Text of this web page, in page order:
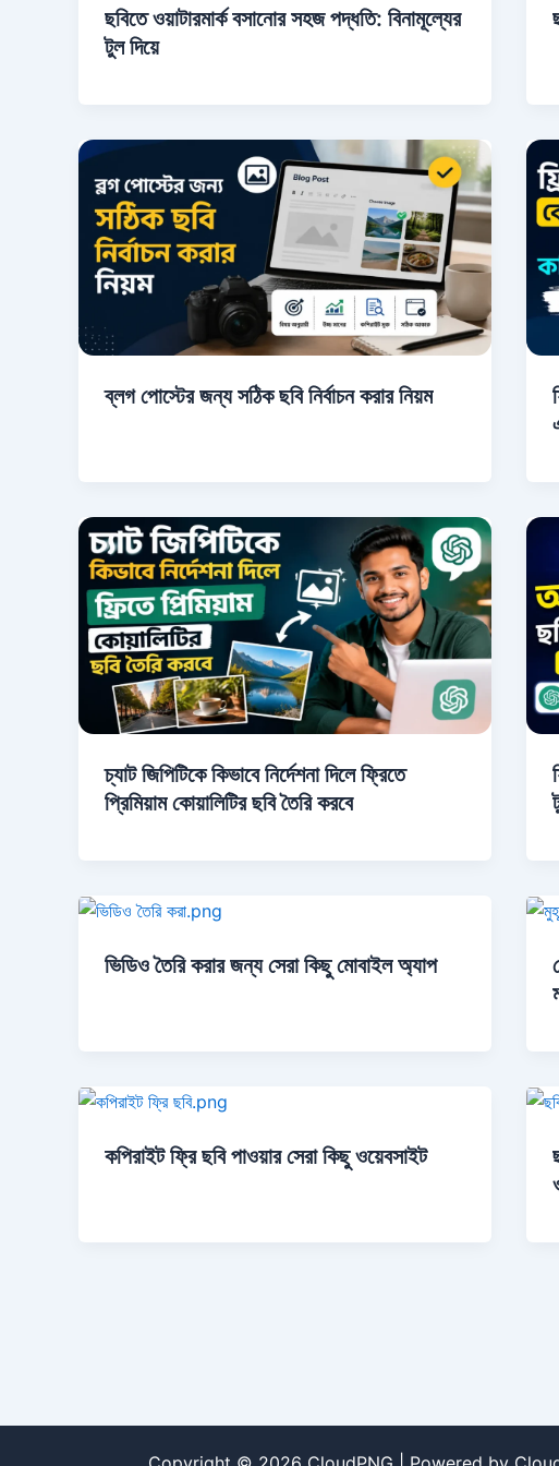
ছবিতে ওয়াটারমার্ক বসানোর সহজ পদ্ধতি: বিনামূল্যের
টুল দিয়ে
ব্লগ পোস্টের জন্য সঠিক ছবি নির্বাচন করার নিয়ম
চ্যাট জিপিটিকে কিভাবে নির্দেশনা দিলে ফ্রিতে
প্রিমিয়াম কোয়ালিটির ছবি তৈরি করবে
ভিডিও তৈরি করার জন্য সেরা কিছু মোবাইল অ্যাপ
কপিরাইট ফ্রি ছবি পাওয়ার সেরা কিছু ওয়েবসাইট